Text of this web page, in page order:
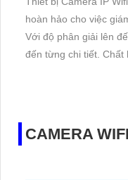
hoàn hảo cho việc
Với độ phân giải lên
đến từng chi tiết. Chất lượng cao, tiết kiệm và dễ dàng sử
CAMERA